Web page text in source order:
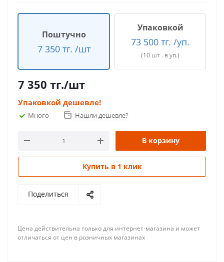
Поштучно
7 350 тг. /шт
Упаковкой
73 500 тг. /уп.
(10 шт . в уп.)
7 350 тг./шт
Упаковкой дешевле!
Много Нашли дешевле?
В корзину
Купить в 1 клик
Поделиться
Цена действительна только для интернет-магазина и может
отличаться от цен в розничных магазинах